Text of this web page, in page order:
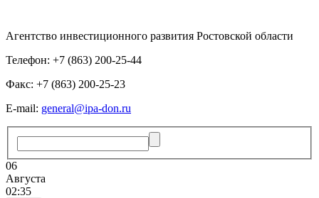
Агентство инвестиционного развития Ростовской области
Телефон: +7 (863) 200-25-44
Факс: +7 (863) 200-25-23
E-mail: general@ipa-don.ru
06
Августа
02:35